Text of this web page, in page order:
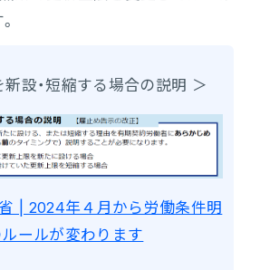
設・短縮する場合の説明 ＞
| 2024年４月から労働条件明
ールが変わります